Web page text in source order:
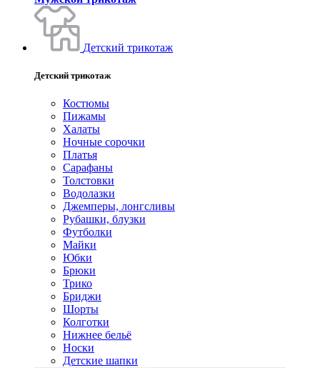
Детский трикотаж
Детский трикотаж
Костюмы
Пижамы
Халаты
Ночные сорочки
Платья
Сарафаны
Толстовки
Водолазки
Джемперы, лонгсливы
Рубашки, блузки
Футболки
Майки
Юбки
Брюки
Трико
Бриджи
Шорты
Колготки
Нижнее бельё
Носки
Детские шапки